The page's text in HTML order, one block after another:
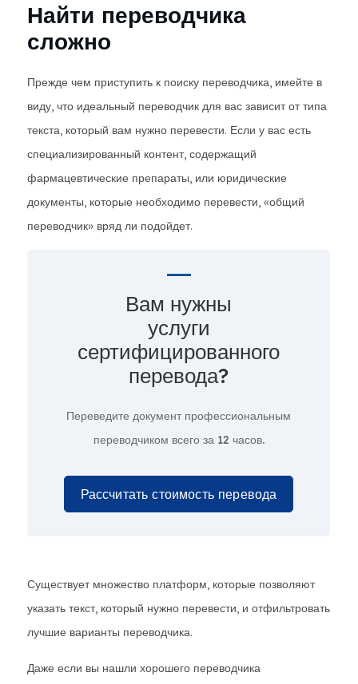
Найти переводчика
сложно
Прежде чем приступить к поиску переводчика, имейте в
виду, что идеальный переводчик для вас зависит от типа
текста, который вам нужно перевести. Если у вас есть
специализированный контент, содержащий
фармацевтические препараты, или юридические
документы, которые необходимо перевести, «общий
переводчик» вряд ли подойдет.
Вам нужны
услуги
сертифицированного
перевода?
Переведите документ профессиональным
переводчиком всего за 12 часов.
Рассчитать стоимость перевода
Существует множество платформ, которые позволяют
указать текст, который нужно перевести, и отфильтровать
лучшие варианты переводчика.
Даже если вы нашли хорошего переводчика